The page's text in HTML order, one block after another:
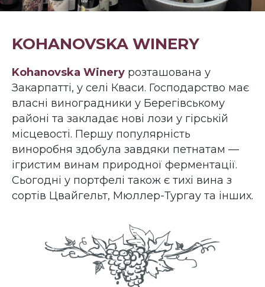
KOHANOVSKA WINERY
Kohanovska Winery розташована у
Закарпатті, у селі Кваси. Господарство має
власні виноградники у Берегівському
районі та закладає нові лози у гірській
місцевості. Першу популярність
виноробня здобула завдяки петнатам —
ігристим винам природної ферментації.
Сьогодні у портфелі також є тихі вина з
сортів Цвайгельт, Мюллер-Тургау та інших.